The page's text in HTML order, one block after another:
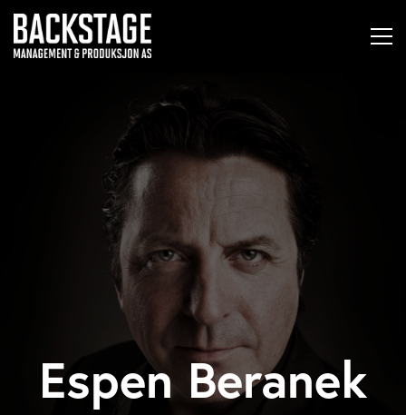
Espen Beranek